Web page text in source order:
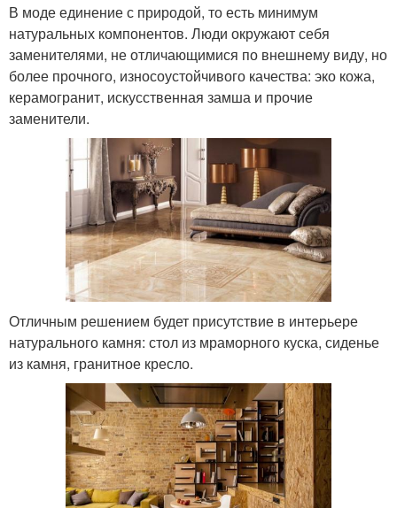
В моде единение с природой, то есть минимум
натуральных компонентов. Люди окружают себя
заменителями, не отличающимися по внешнему виду, но
более прочного, износоустойчивого качества: эко кожа,
керамогранит, искусственная замша и прочие
заменители.
Отличным решением будет присутствие в интерьере
натурального камня: стол из мраморного куска, сиденье
из камня, гранитное кресло.